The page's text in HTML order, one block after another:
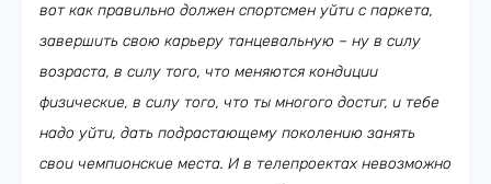
вот как правильно должен спортсмен уйти с паркета,
завершить свою карьеру танцевальную – ну в силу
возраста, в силу того, что меняются кондиции
физические, в силу того, что ты многого достиг, и тебе
надо уйти, дать подрастающему поколению занять
свои чемпионские места. И в телепроектах невозможно